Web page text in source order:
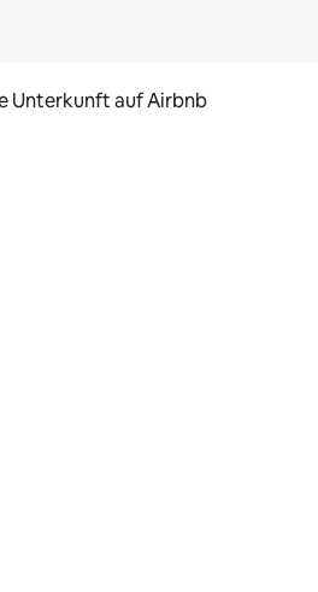
Unterkunft auf Airbnb